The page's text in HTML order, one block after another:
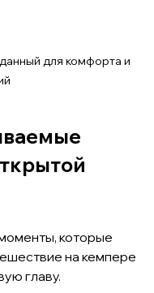
для комфорта и
которые
на кемпере
главу.